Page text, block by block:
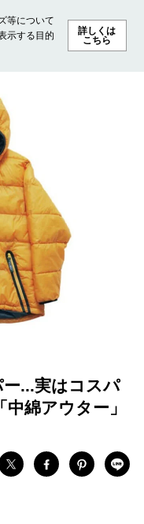
等について
示する目的
詳しくは
こちら
ファッション ビューテ
...実はコスパ
綿アウター」